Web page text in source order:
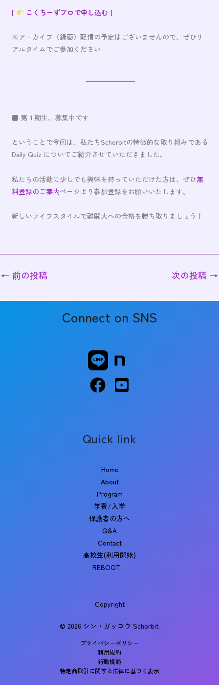
[ こくちーずプロで申し込む ]
※アーカイブ（録画）配信の予定はございませんので、ぜひリ
アルタイムでご参加ください
■ 第１期生、募集中です
ということで今回は、私たちSchorbitの特徴的な取り組みである
Daily Quiz についてご紹介させていただきました。
私たちの活動に少しでも興味を持っていただけた方は、ぜひ無
料登録のご案内ページより参加登録をお願いいたします。
新しいライフスタイルで難関大への合格を勝ち取りましょう！
← 前の投稿 次の投稿 →
Connect on SNS
Quick link
Home
About
Program
学費/入学
保護者の方へ
Q&A
Contact
高校生(利用開始)
REBOOT
Copyright
© 2026 シン・ガッコウ Schorbit.
プライバシーポリシー
利用規約
行動規範
特定商取引に関する法律に基づく表示